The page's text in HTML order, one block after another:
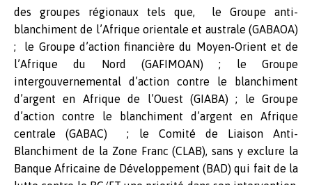
des groupes régionaux tels que, le Groupe anti-
blanchiment de l’Afrique orientale et australe (GABAOA)
; le Groupe d’action financière du Moyen-Orient et de
l’Afrique du Nord (GAFIMOAN) ; le Groupe
intergouvernemental d’action contre le blanchiment
d’argent en Afrique de l’Ouest (GIABA) ; le Groupe
d’action contre le blanchiment d’argent en Afrique
centrale (GABAC) ; le Comité de Liaison Anti-
Blanchiment de la Zone Franc (CLAB), sans y exclure la
Banque Africaine de Développement (BAD) qui fait de la